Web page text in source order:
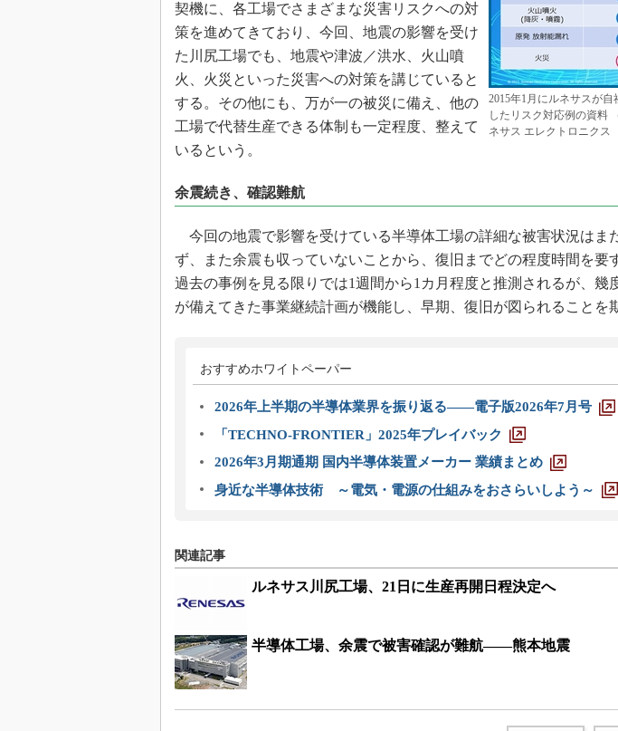
2015年1月にルネサスが
したリスク対応例の資料
ネサス エレクトロニクス
契機に、各工場でさまざまな災害リスクへの対
策を進めてきており、今回、地震の影響を受け
た川尻工場でも、地震や津波／洪水、火山噴
火、火災といった災害への対策を講じていると
する。その他にも、万が一の被災に備え、他の
工場で代替生産できる体制も一定程度、整えて
いるという。
余震続き、確認難航
今回の地震で影響を受けている半導体工場の詳細な被害状況はま
ず、また余震も収っていないことから、復旧までどの程度時間を要
過去の事例を見る限りでは1週間から1カ月程度と推測されるが、幾
が備えてきた事業継続計画が機能し、早期、復旧が図られることを
おすすめホワイトペーパー
2026年上半期の半導体業界を振り返る――電子版2026年7月号
「TECHNO-FRONTIER」2025年プレイバック
2026年3月期通期 国内半導体装置メーカー 業績まとめ
身近な半導体技術 ～電気・電源の仕組みをおさらいしよう～
関連記事
ルネサス川尻工場、21日に生産再開日程決定へ
半導体工場、余震で被害確認が難航――熊本地震